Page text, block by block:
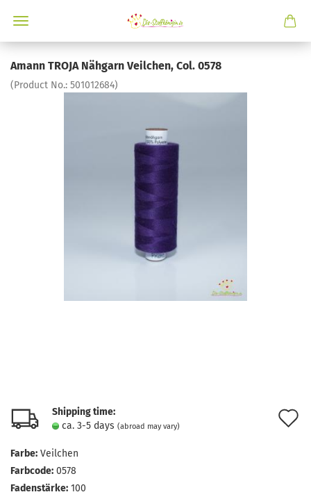
Amann TROJA Nähgarn Veilchen, Col. 0578
(Product No.: 501012684)
Shipping time:
ca. 3-5 days (abroad may vary)
Farbe: Veilchen
Farbcode: 0578
Fadenstärke: 100